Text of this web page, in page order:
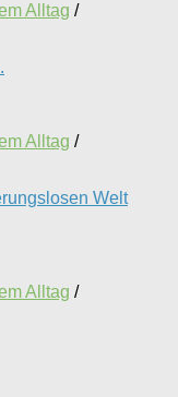
Alltag /
Alltag /
Welt
Alltag /